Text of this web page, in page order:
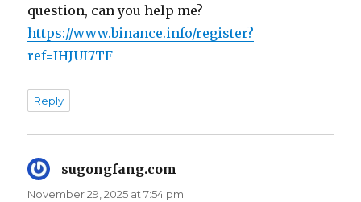
question, can you help me?
https://www.binance.info/register?
ref=IHJUI7TF
Reply
sugongfang.com
November 29, 2025 at 7:54 pm